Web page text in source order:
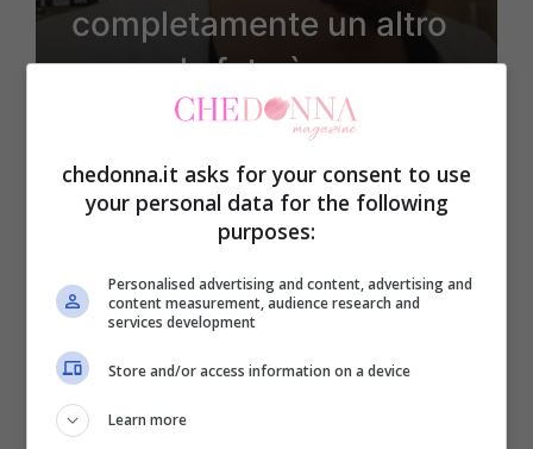
completamente un altro
uomo, la foto è
scioccante
chedonna.it asks for your consent to use
your personal data for the following
purposes:
Personalised advertising and content, advertising and
content measurement, audience research and
services development
Store and/or access information on a device
Learn more